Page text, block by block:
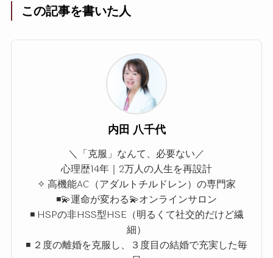
この記事を書いた人
内田 八千代
＼「克服」なんて、必要ない／
心理歴14年｜2万人の人生を再設計
✧ 高機能AC（アダルトチルドレン）の専門家
◾️💫運命が変わる💫オンラインサロン
◾️ HSPの非HSS型HSE（明るくて社交的だけど繊
細）
◾️ ２度の離婚を克服し、３度目の結婚で充実した毎